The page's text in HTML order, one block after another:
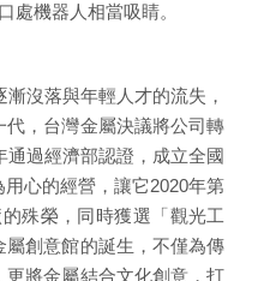
處機器人相當吸睛。
沒落與年輕人才的流失，
，台灣金屬決議將公司轉
通過經濟部認證，成立全國
心的經營，讓它2020年第
殊榮，同時獲選「觀光工
創意館的誕生，不僅為傳
將金屬結合文化創意，打